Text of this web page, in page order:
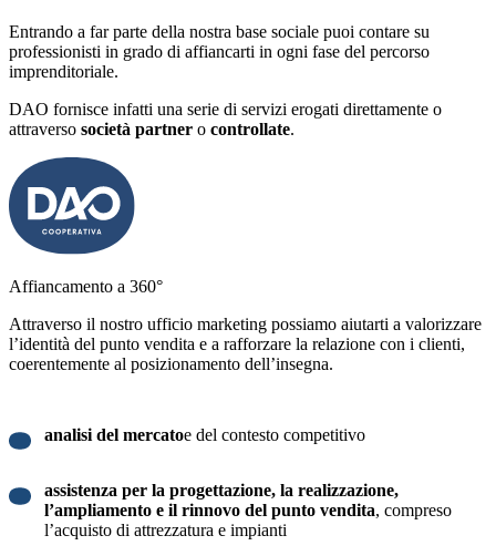
Entrando a far parte della nostra base sociale puoi contare su
professionisti in grado di affiancarti in ogni fase del percorso
imprenditoriale.
DAO fornisce infatti una serie di servizi erogati direttamente o
attraverso società partner o controllate.
Affiancamento a 360°
Attraverso il nostro ufficio marketing possiamo aiutarti a valorizzare
l’identità del punto vendita e a rafforzare la relazione con i clienti,
coerentemente al posizionamento dell’insegna.
analisi del mercatoe del contesto competitivo
assistenza per la progettazione, la realizzazione,
l’ampliamento e il rinnovo del punto vendita, compreso
l’acquisto di attrezzatura e impianti